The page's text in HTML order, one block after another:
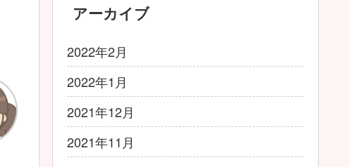
アーカイブ
2022年2月
2022年1月
2021年12月
2021年11月